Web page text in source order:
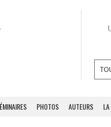
PHOTOS AUTEURS